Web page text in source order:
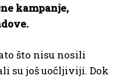
kampanje,
što nisu nosili
su još uočljiviji. Dok